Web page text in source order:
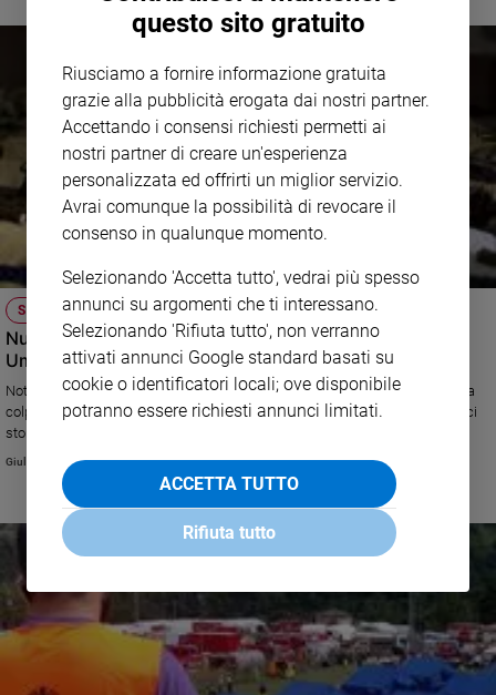
SUI MONTI SIBILLINI
Nuove scosse, il terremoto non dà tregua a Marche e
Umbria
Notte di panico, quella del 26 ottobre, nel Centro Italia. Un nuovo sisma ha
colpito la zona appenninica causando enormi danni alle case e agli edifici
storici. I Comuni interessati sono venti, fra i quali Castelsantangelo sul
Nera, Visso, Ussita e Preci. Il Governo stanzia 40 milioni di euro per la
ricostruzione.
Giulia Cerqueti
questo sito gratuito
Riusciamo a fornire informazione gratuita
grazie alla pubblicità erogata dai nostri partner.
Accettando i consensi richiesti permetti ai
nostri partner di creare un'esperienza
personalizzata ed offrirti un miglior servizio.
Avrai comunque la possibilità di revocare il
consenso in qualunque momento.
Selezionando 'Accetta tutto', vedrai più spesso
annunci su argomenti che ti interessano.
Selezionando 'Rifiuta tutto', non verranno
attivati annunci Google standard basati su
cookie o identificatori locali; ove disponibile
potranno essere richiesti annunci limitati.
ACCETTA TUTTO
Rifiuta tutto